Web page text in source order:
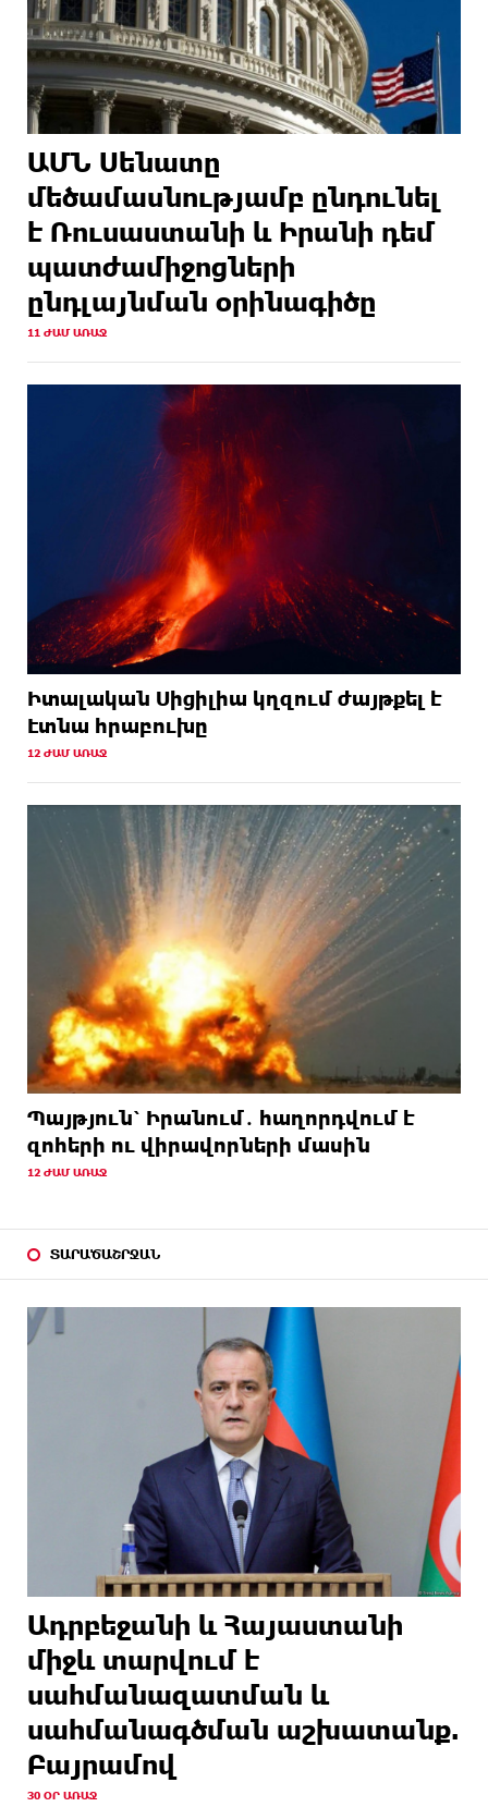
ԱՄՆ Սենատը
մեծամասնությամբ ընդունել
է Ռուսաստանի և Իրանի դեմ
պատժամիջոցների
ընդլայնման օրինագիծը
11 ԺԱՄ ԱՌԱՋ
Իտալական Սիցիլիա կղզում ժայթքել է
Էտնա հրաբուխը
12 ԺԱՄ ԱՌԱՋ
Պայթյուն՝ Իրանում․ հաղորդվում է
զոհերի ու վիրավորների մասին
12 ԺԱՄ ԱՌԱՋ
ՏԱՐԱԾԱՇՐՋԱՆ
Ադրբեջանի և Հայաստանի
միջև տարվում է
սահմանազատման և
սահմանագծման աշխատանք.
Բայրամով
30 ՕՐ ԱՌԱՋ